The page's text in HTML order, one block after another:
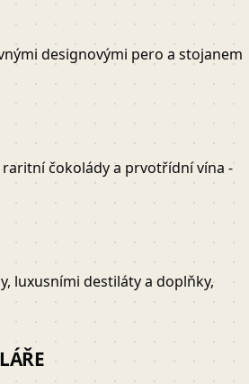
designovými pero a stojanem
čokolády a prvotřídní vína -
luxusními destiláty a doplňky,